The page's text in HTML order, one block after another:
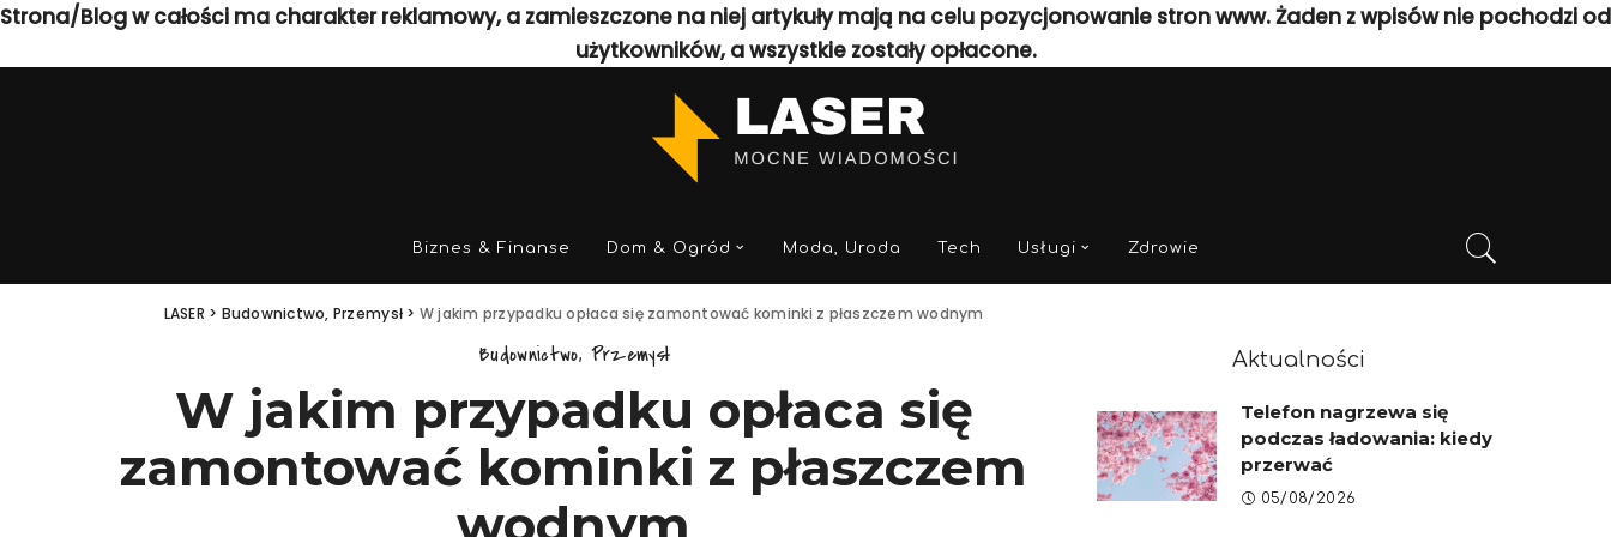
Strona/Blog w całości ma charakter reklamowy, a zamieszczone na niej artykuły mają na celu pozycjonowanie stron www. Żaden z wpisów nie pochodzi od
użytkowników, a wszystkie zostały opłacone.
Biznes & Finanse Dom & Ogród Moda, Uroda Tech Usługi Zdrowie
LASER > Budownictwo, Przemysł > W jakim przypadku opłaca się zamontować kominki z płaszczem wodnym
Budownictwo, Przemysł
W jakim przypadku opłaca się
zamontować kominki z płaszczem
Aktualności
Telefon nagrzewa się
podczas ładowania: kiedy
przerwać
05/08/2026